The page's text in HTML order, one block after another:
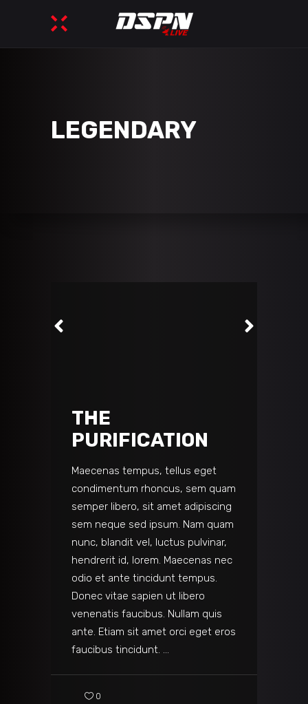
LEGENDARY
THE
PURIFICATION
Maecenas tempus, tellus eget
condimentum rhoncus, sem quam
semper libero, sit amet adipiscing
sem neque sed ipsum. Nam quam
nunc, blandit vel, luctus pulvinar,
hendrerit id, lorem. Maecenas nec
odio et ante tincidunt tempus.
Donec vitae sapien ut libero
venenatis faucibus. Nullam quis
ante. Etiam sit amet orci eget eros
faucibus tincidunt.
0